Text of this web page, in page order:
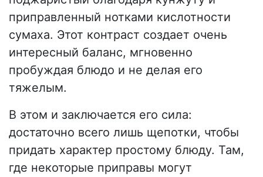
приправленный нотками кислотности
сумаха. Этот контраст создает очень
интересный баланс, мгновенно
пробуждая блюдо и не делая его
тяжелым.
В этом и заключается его сила:
достаточно всего лишь щепотки, чтобы
придать характер простому блюду. Там,
где некоторые приправы могут